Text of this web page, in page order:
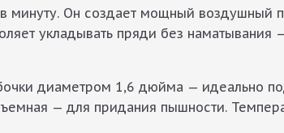
минуту. Он создает мощный воздушный
укладывать пряди без наматывания
диаметром 1,6 дюйма — идеально
— для придания пышности.